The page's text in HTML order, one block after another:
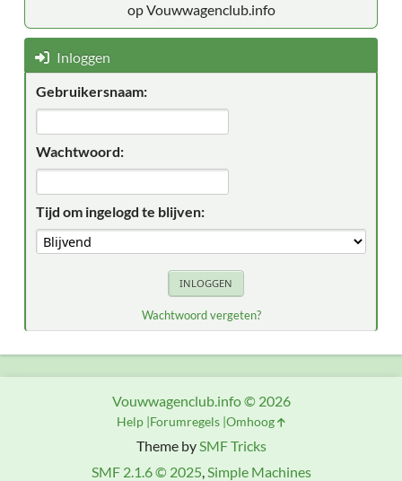
op Vouwwagenclub.info
Inloggen
Gebruikersnaam:
Wachtwoord:
Tijd om ingelogd te blijven:
Wachtwoord vergeten?
Theme bySMF Tricks
SMF 2.1.6 © 2025,Simple Machines
Vouwwagenclub.info © 2026
Help Forumregels Omhoog